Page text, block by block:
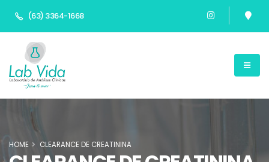
(63) 3364-1668
HOME CLEARANCE DE CREATININA